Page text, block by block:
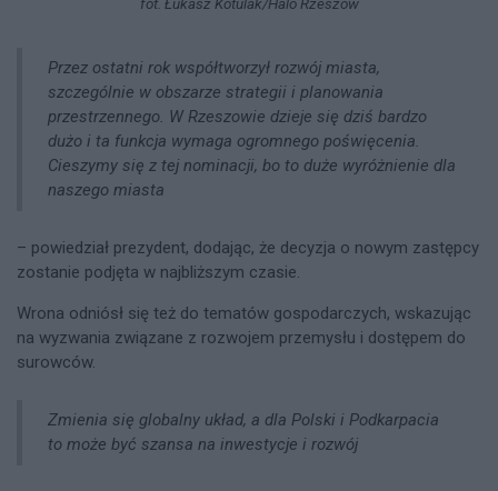
Przez ostatni rok współtworzył rozwój miasta,
szczególnie w obszarze strategii i planowania
przestrzennego. W Rzeszowie dzieje się dziś bardzo
dużo i ta funkcja wymaga ogromnego poświęcenia.
Cieszymy się z tej nominacji, bo to duże wyróżnienie dla
naszego miasta
– powiedział prezydent, dodając, że decyzja o nowym zastępcy
zostanie podjęta w najbliższym czasie.
Wrona odniósł się też do tematów gospodarczych, wskazując
na wyzwania związane z rozwojem przemysłu i dostępem do
surowców.
Zmienia się globalny układ, a dla Polski i Podkarpacia
to może być szansa na inwestycje i rozwój